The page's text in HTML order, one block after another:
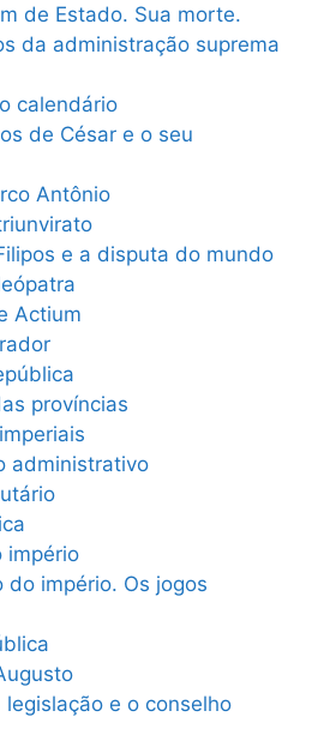
de Estado. Sua morte.
da administração suprema
calendário
de César e o seu
Antônio
e a disputa do mundo
Actium
províncias
administrativo
império
do império. Os jogos
legislação e o conselho